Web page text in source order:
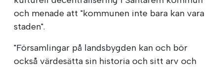
och menade att "kommunen inte bara kan vara
staden".
"Församlingar på landsbygden kan och bör
också värdesätta sin historia och sitt arv och